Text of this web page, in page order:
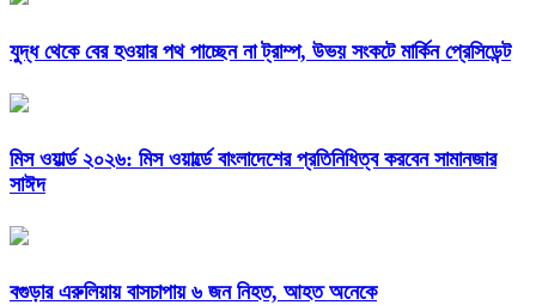
যুদ্ধ থেকে বের হওয়ার পথ পাচ্ছেন না ট্রাম্প, উভয় সংকটে মার্কিন প্রেসিডেন্ট
মিস ওয়ার্ল্ড ২০২৬: মিস ওয়ার্ল্ডে বাংলাদেশের প্রতিনিধিত্ব করবেন সামানজার
সাঈদ
বগুড়ার এরুলিয়ায় বাসচাপায় ৬ জন নিহত, আহত অনেকে